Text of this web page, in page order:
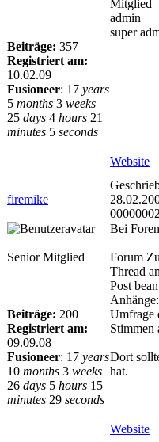
Beiträge: 357
Registriert am:
10.02.09
Fusioneer: 17 years
5 months 3 weeks
25 days 4 hours 21
minutes 5 seconds
Mitglied
admin
super
Website
firemike
Senior Mitglied
Beiträge: 200
Registriert am:
09.09.08
Fusioneer: 17 years
10 months 3 weeks
26 days 5 hours 15
minutes 29 seconds
Bei
Forum
Thread
Post
Anhänge:
Umfrage
Stimmen
Dort
hat.
Website